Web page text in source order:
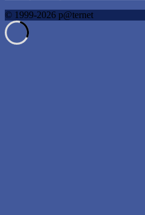
© 1999-2026 p@ternet